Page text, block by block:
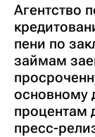
Агентство
пени по
займам
основному
процентам
пресс-